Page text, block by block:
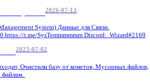
2026-07-13
System) Данные для Связи.
https://t.me/SysTemmmmmm Discord: Wizard#2169
2025-07-02
Очистили базу от кометов, Мусорных файлов,